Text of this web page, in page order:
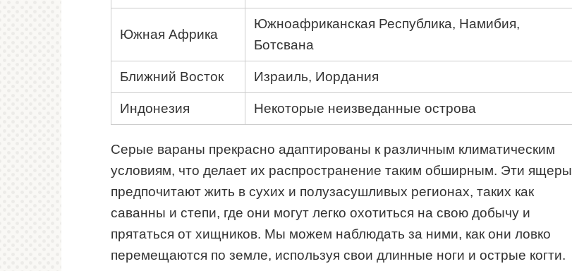
Южная Африка
Южноафриканская Республика, Намибия,
Ботсвана
Ближний Восток Израиль, Иордания
Индонезия Некоторые неизведанные острова
Серые вараны прекрасно адаптированы к различным климатическим
условиям, что делает их распространение таким обширным. Эти ящеры
предпочитают жить в сухих и полузасушливых регионах, таких как
саванны и степи, где они могут легко охотиться на свою добычу и
прятаться от хищников. Мы можем наблюдать за ними, как они ловко
перемещаются по земле, используя свои длинные ноги и острые когти.